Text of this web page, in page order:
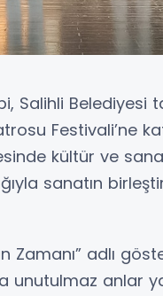
Salihli Belediyesi
Festivali’ne
kültür ve
sanatın
Zamanı” adlı
unutulmaz anlar